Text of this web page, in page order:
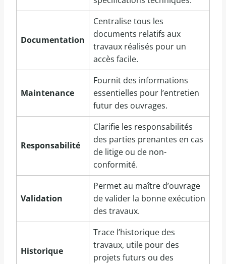
Documentation
Centralise tous les
documents relatifs aux
travaux réalisés pour un
accès facile.
Maintenance
Fournit des informations
essentielles pour l’entretien
futur des ouvrages.
Responsabilité
Clarifie les responsabilités
des parties prenantes en cas
de litige ou de non-
conformité.
Validation
Permet au maître d’ouvrage
de valider la bonne exécution
des travaux.
Historique
Trace l’historique des
travaux, utile pour des
projets futurs ou des